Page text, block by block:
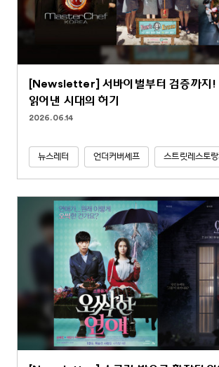
[Newsletter] 서바이벌부터 검증까지!
읽어낸 시대의 허기
2026.06.14
뉴스레터 언더커버셰프 스트릿레스토